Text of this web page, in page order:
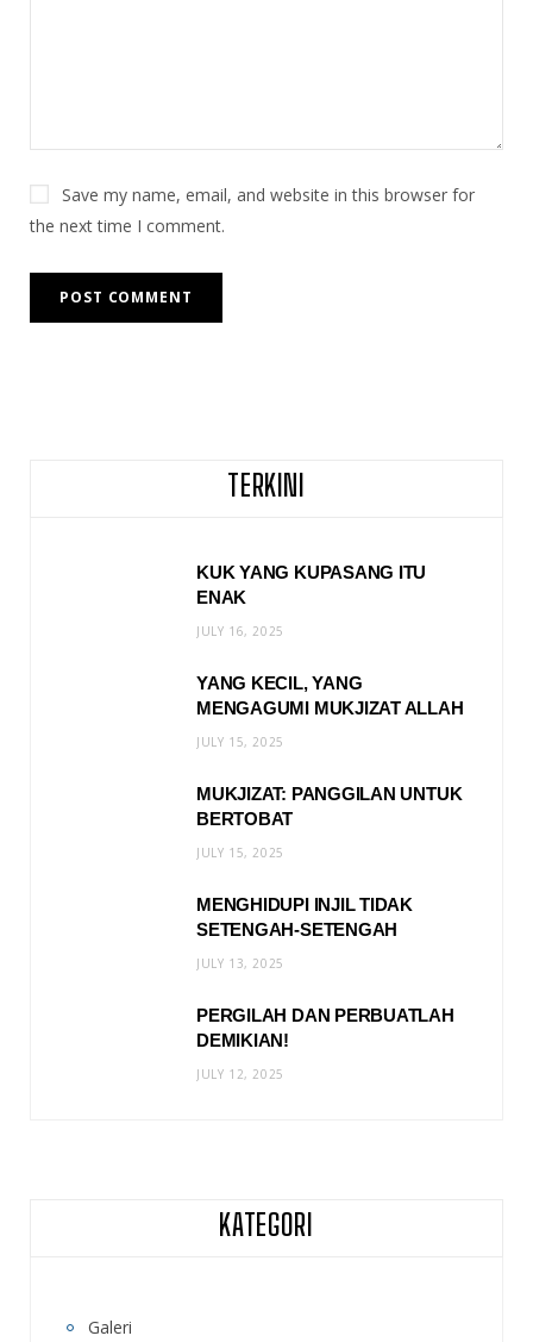
Save my name, email, and website in this browser for
the next time I comment.
TERKINI
KUK YANG KUPASANG ITU
ENAK
JULY 16, 2025
YANG KECIL, YANG
MENGAGUMI MUKJIZAT ALLAH
JULY 15, 2025
MUKJIZAT: PANGGILAN UNTUK
BERTOBAT
JULY 15, 2025
MENGHIDUPI INJIL TIDAK
SETENGAH-SETENGAH
JULY 13, 2025
PERGILAH DAN PERBUATLAH
DEMIKIAN!
JULY 12, 2025
KATEGORI
Galeri